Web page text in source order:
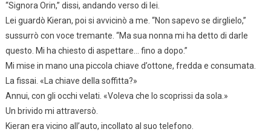
“Signora Orin,” dissi, andando verso di lei.
Lei guardò Kieran, poi si avvicinò a me. “Non sapevo se dirglielo,”
sussurrò con voce tremante. “Ma sua nonna mi ha detto di darle
questo. Mi ha chiesto di aspettare… fino a dopo.”
Mi mise in mano una piccola chiave d’ottone, fredda e consumata.
La fissai. «La chiave della soffitta?»
Annui, con gli occhi velati. «Voleva che lo scoprissi da sola.»
Un brivido mi attraversò.
Kieran era vicino all’auto, incollato al suo telefono.